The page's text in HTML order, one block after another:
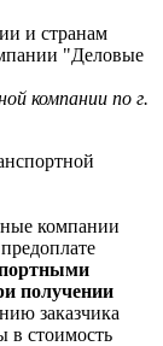
и странам
"Деловые
компании по г.
компании
получении
заказчика
в стоимость